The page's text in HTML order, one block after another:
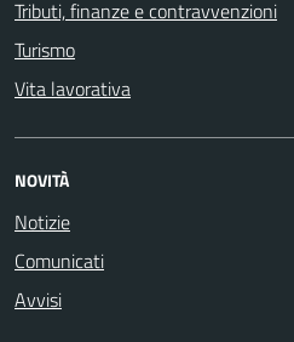
Tributi, finanze e contravvenzioni
Turismo
Vita lavorativa
NOVITÀ
Notizie
Comunicati
Avvisi